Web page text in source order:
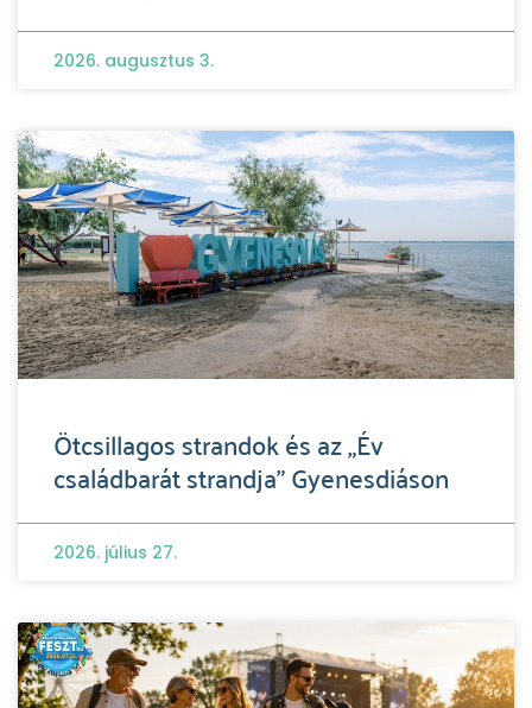
2026. augusztus 3.
Ötcsillagos strandok és az „Év
családbarát strandja” Gyenesdiáson
2026. július 27.